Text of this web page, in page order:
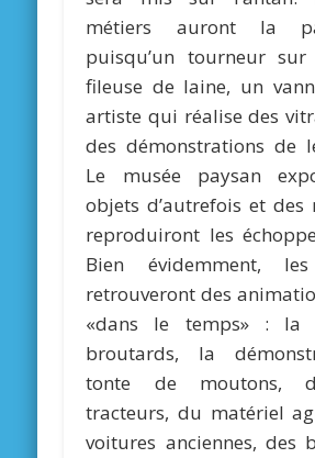
métiers auront la
puisqu’un tourneur
fileuse de laine, un
artiste qui réalise des
des démonstrations de
Le musée paysan
objets d’autrefois et des
reproduiront les
Bien évidemment,
retrouveront des
«dans le temps» : la
broutards, la
tonte de moutons,
tracteurs, du matériel
voitures anciennes, des